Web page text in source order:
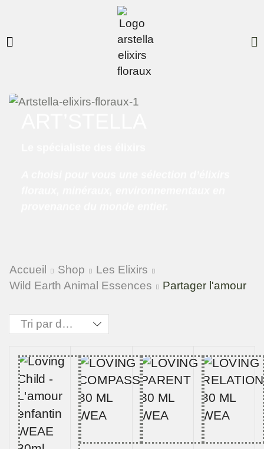
Accueil Shop
Les Elixirs
Wild Earth Animal Essences
Partager l'amour